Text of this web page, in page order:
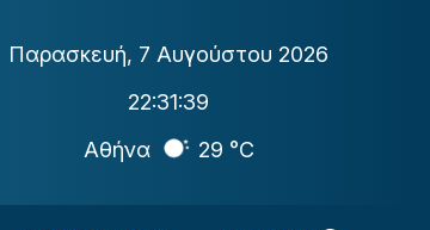
Παρασκευή, 7 Αυγούστου 2026
22:31:40
Αθήνα
29 °C